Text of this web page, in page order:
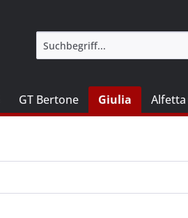
GT Bertone Giulia Alfetta